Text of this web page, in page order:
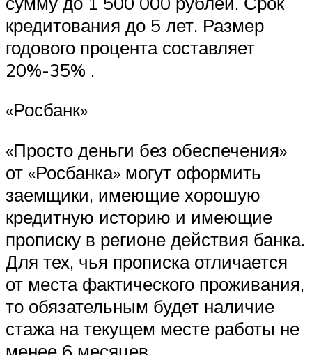
кредитования до 5 лет. Размер
годового процента составляет
20%-35% .
«Росбанк»
«Просто деньги без обеспечения»
от «Росбанка» могут оформить
заемщики, имеющие хорошую
кредитную историю и имеющие
прописку в регионе действия банка.
Для тех, чья прописка отличается
от места фактического проживания,
то обязательным будет наличие
стажа на текущем месте работы не